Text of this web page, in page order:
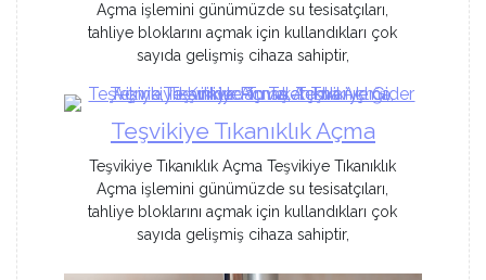
Açma işlemini günümüzde su tesisatçıları,
tahliye bloklarını açmak için kullandıkları çok
sayıda gelişmiş cihaza sahiptir,
Teşvikiye Tıkanıklık Açma
Teşvikiye Tıkanıklık Açma Teşvikiye Tıkanıklık
Açma işlemini günümüzde su tesisatçıları,
tahliye bloklarını açmak için kullandıkları çok
sayıda gelişmiş cihaza sahiptir,